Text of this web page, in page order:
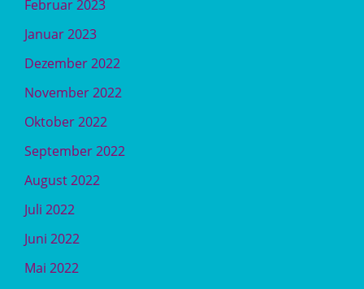
Februar 2023
Januar 2023
Dezember 2022
November 2022
Oktober 2022
September 2022
August 2022
Juli 2022
Juni 2022
Mai 2022